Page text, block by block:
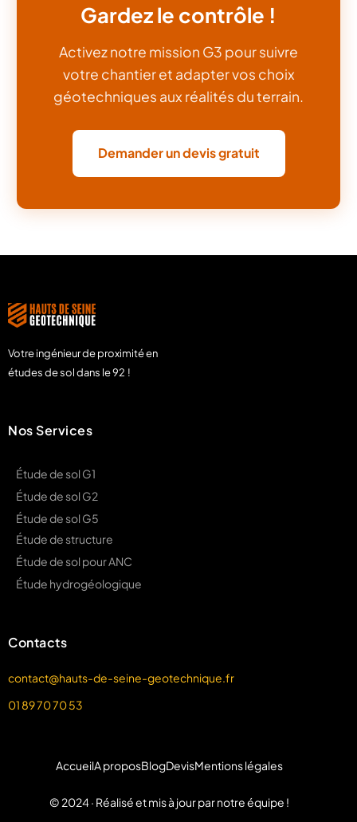
Gardez le contrôle !
Activez notre mission G3 pour suivre
votre chantier et adapter vos choix
géotechniques aux réalités du terrain.
Demander un devis gratuit
Votre ingénieur de proximité en
études de sol dans le 92 !
Nos Services
Étude de sol G1
Étude de sol G2
Étude de sol G5
Étude de structure
Étude de sol pour ANC
Étude hydrogéologique
Contacts
contact@hauts-de-seine-geotechnique.fr
01 89 70 70 53
© 2024 · Réalisé et mis à jour par notre équipe !
AccueilA proposBlogDevisMentions légales